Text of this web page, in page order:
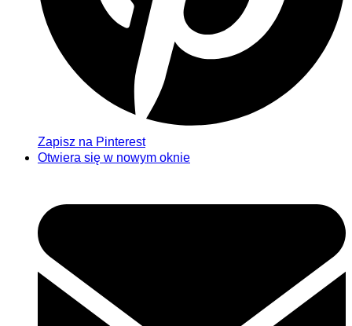
Zapisz na Pinterest
Otwiera się w nowym oknie